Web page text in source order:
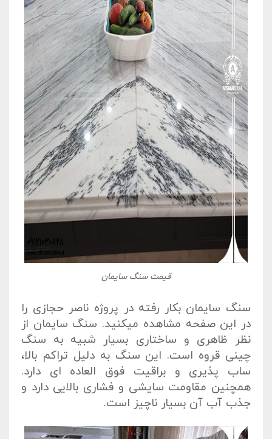
قیمت سنگ سایمان
سنگ سایمان بکار رفته در پروژه ناصر حجازی را
در این صفحه مشاهده میکنید. سنگ سایمان از
نظر ظاهری و ساختاری بسیار شبیه به سنگ
چینی قروه است. این سنگ به دلیل تراکم بالا،
ساب پذیری و براقیت فوق العاده ای دارد.
همچنین مقاومت سایشی و فشاری بالایی دارد و
جذب آب آن بسیار ناچیز است.